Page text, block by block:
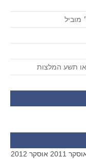
2011 אוסקר 2012